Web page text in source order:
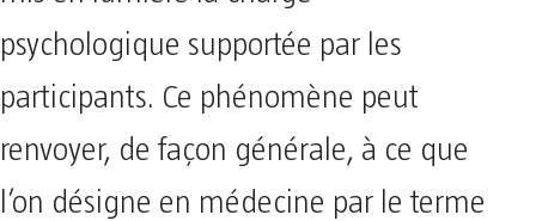
psychologique supportée par les
participants. Ce phénomène peut
renvoyer, de façon générale, à ce que
l’on désigne en médecine par le terme